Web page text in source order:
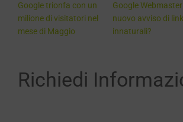
Google trionfa con un
milione di visitatori nel
mese di Maggio
Google
nuovo avviso di link
innaturali?
Richiedi